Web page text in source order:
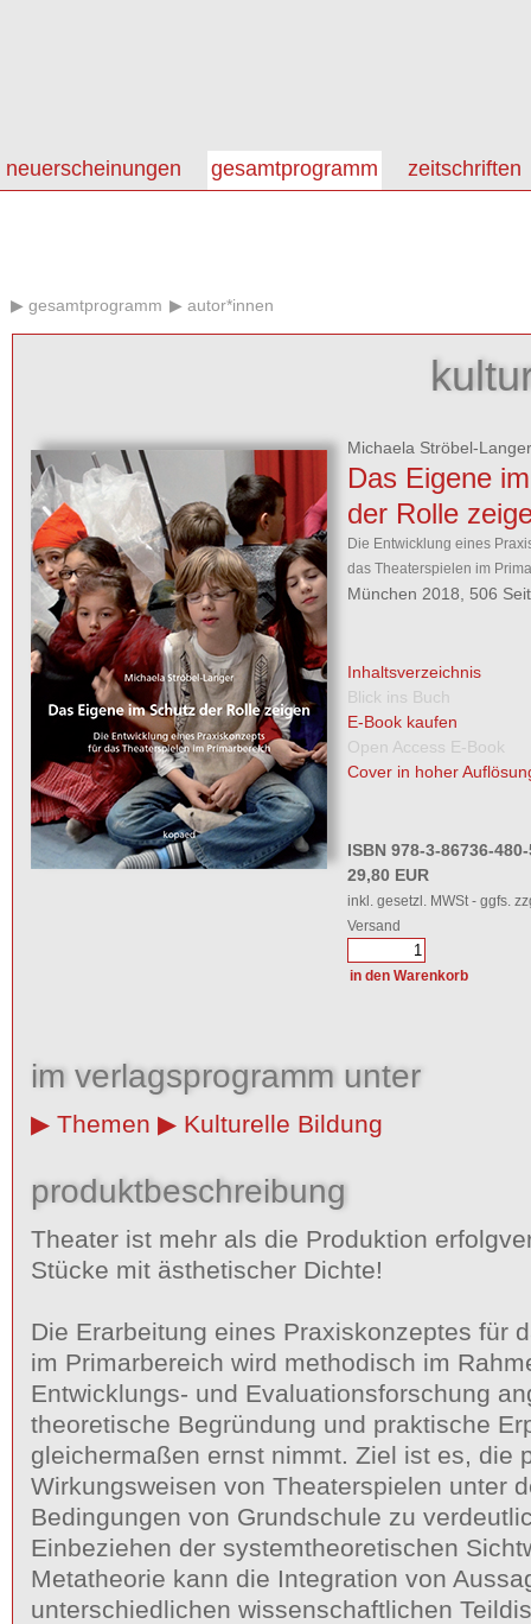
neuerscheinungen gesamtprogramm zeitschriften
gesamtprogramm autor*innen
Michaela Ströbel-Langer
Das Eigene
der Rolle
Die Entwicklung eines
das Theaterspielen im
München 2018, 506
Inhaltsverzeichnis
Blick ins Buch
E-Book kaufen
Open Access E-Book
Cover in hoher
ISBN 978-3-86736-
29,80 EUR
inkl. gesetzl. MWSt - ggfs.
Versand
im verlagsprogramm unter
Themen Kulturelle Bildung
produktbeschreibung
Theater ist mehr als die Produktion
Stücke mit ästhetischer Dichte!
Die Erarbeitung eines Praxiskonzeptes für
im Primarbereich wird methodisch im
Entwicklungs- und Evaluationsforschung
theoretische Begründung und praktische
gleichermaßen ernst nimmt. Ziel ist es, die
Wirkungsweisen von Theaterspielen unter
Bedingungen von Grundschule zu
Einbeziehen der systemtheoretischen
Metatheorie kann die Integration von
unterschiedlichen wissenschaftlichen